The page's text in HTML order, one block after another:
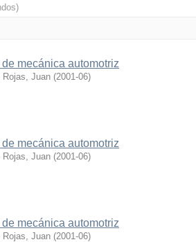
de mecánica automotriz
Rojas, Juan (2001-06)
de mecánica automotriz
Rojas, Juan (2001-06)
de mecánica automotriz
Rojas, Juan (2001-06)